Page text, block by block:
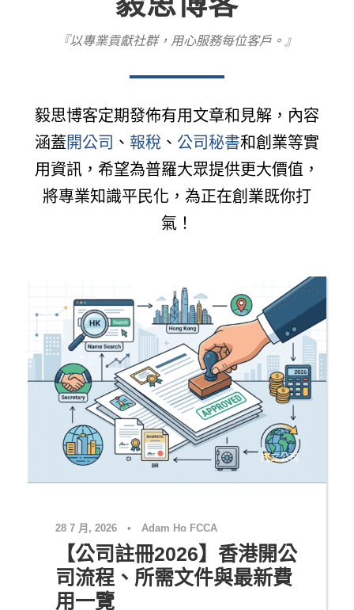
『以專業貢獻社群，用心服務每位客戶。』
毅思博客定期發佈有用文章和見解，內容
涵蓋開公司 、 報稅 、 公司秘書和創業等實
用資訊，希望為普羅大眾提供更大價值，
將專業知識平民化，為正在創業既你打
氣！
成立公司
28 7 月, 2026 • Adam Ho FCCA
【公司註冊2026】香港開公
司流程、所需文件與最新費
用一覽